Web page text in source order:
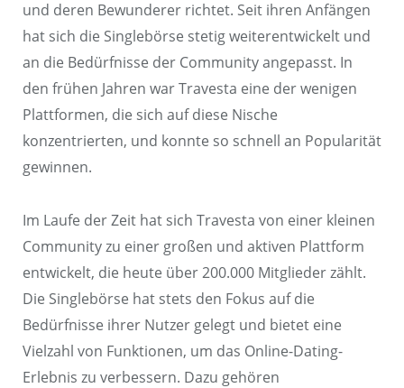
und deren Bewunderer richtet. Seit ihren Anfängen
hat sich die Singlebörse stetig weiterentwickelt und
an die Bedürfnisse der Community angepasst. In
den frühen Jahren war Travesta eine der wenigen
Plattformen, die sich auf diese Nische
konzentrierten, und konnte so schnell an Popularität
gewinnen.
Im Laufe der Zeit hat sich Travesta von einer kleinen
Community zu einer großen und aktiven Plattform
entwickelt, die heute über 200.000 Mitglieder zählt.
Die Singlebörse hat stets den Fokus auf die
Bedürfnisse ihrer Nutzer gelegt und bietet eine
Vielzahl von Funktionen, um das Online-Dating-
Erlebnis zu verbessern. Dazu gehören